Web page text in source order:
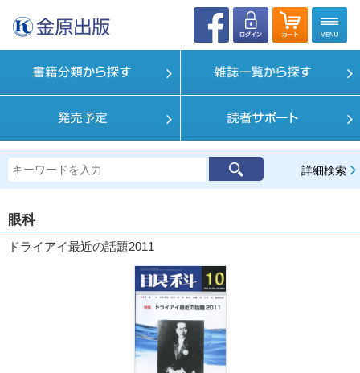
詳細検索
眼科
ドライアイ最近の話題2011